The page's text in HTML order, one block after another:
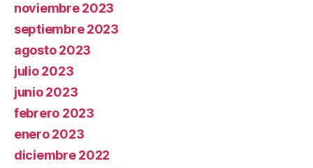
noviembre 2023
septiembre 2023
agosto 2023
julio 2023
junio 2023
febrero 2023
enero 2023
diciembre 2022